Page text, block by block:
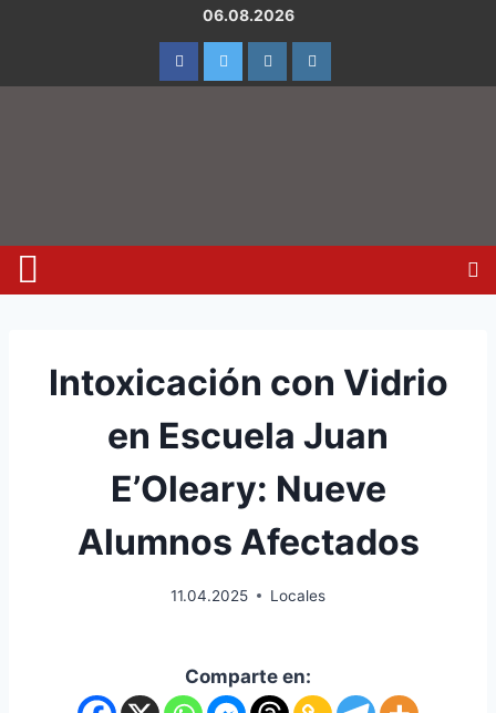
06.08.2026
Intoxicación con Vidrio
en Escuela Juan
E’Oleary: Nueve
Alumnos Afectados
11.04.2025 Locales
Comparte en: